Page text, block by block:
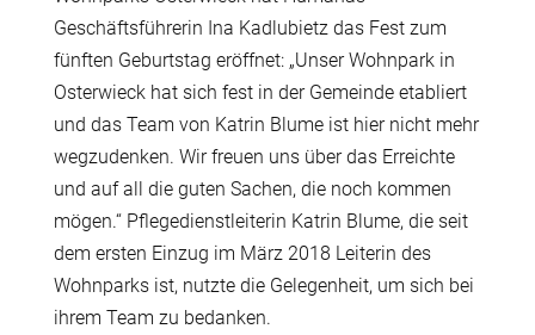
Geschäftsführerin Ina Kadlubietz das Fest zum
fünften Geburtstag eröffnet: „Unser Wohnpark in
Osterwieck hat sich fest in der Gemeinde etabliert
und das Team von Katrin Blume ist hier nicht mehr
wegzudenken. Wir freuen uns über das Erreichte
und auf all die guten Sachen, die noch kommen
mögen.“ Pflegedienstleiterin Katrin Blume, die seit
dem ersten Einzug im März 2018 Leiterin des
Wohnparks ist, nutzte die Gelegenheit, um sich bei
ihrem Team zu bedanken.